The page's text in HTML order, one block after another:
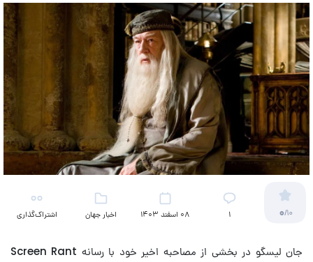
0/10 ۱ 08 اسفند 1403
اخبار جهان
اشتراک‌گذاری
جان لیسگو در بخشی از مصاحبه اخیر خود با رسانه Screen Rant